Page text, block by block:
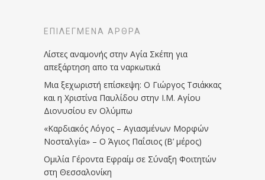
ΕΠΙΛΕΓΜΈΝΑ ΆΡΘΡΑ
Λίστες αναμονής στην Αγία Σκέπη για
απεξάρτηση απο τα ναρκωτικά
Μια ξεχωριστή επίσκεψη: Ο Γιώργος Τσιάκκας
και η Χριστίνα Παυλίδου στην Ι.Μ. Αγίου
Διονυσίου εν Ολύμπω
«Καρδιακός Λόγος – Αγιασμένων Μορφών
Νοσταλγία» – Ο Άγιος Παΐσιος (Β’ μέρος)
Ομιλία Γέροντα Εφραίμ σε Σύναξη Φοιτητών
στη Θεσσαλονίκη